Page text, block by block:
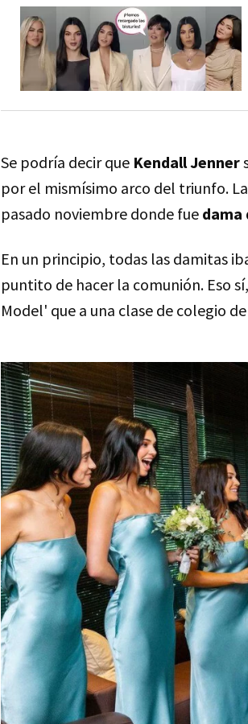
Se podría decir que Kendall Jenner
por el mismísimo arco del triunfo. La
pasado noviembre donde fue dama
En un principio, todas las damitas
puntito de hacer la comunión. Eso
Model' que a una clase de colegio